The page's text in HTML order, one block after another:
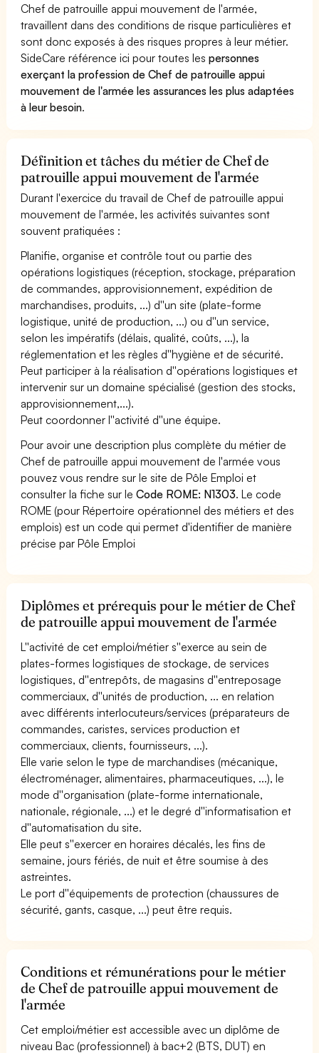
Chef de patrouille appui mouvement de l'armée,
travaillent dans des conditions de risque particulières et
sont donc exposés à des risques propres à leur métier.
SideCare référence ici pour toutes lespersonnes
exerçant la profession de Chef de patrouille appui
mouvement de l'armée les assurances les plus adaptées
à leur besoin.
Définition et tâches du métier de Chef de
patrouille appui mouvement de l'armée
Durant l'exercice du travail de Chef de patrouille appui
mouvement de l'armée, les activités suivantes sont
souvent pratiquées :
Planifie, organise et contrôle tout ou partie des
opérations logistiques (réception, stockage, préparation
de commandes, approvisionnement, expédition de
marchandises, produits, ...) d''un site (plate-forme
logistique, unité de production, ...) ou d''un service,
selon les impératifs (délais, qualité, coûts, ...), la
réglementation et les règles d''hygiène et de sécurité.
Peut participer à la réalisation d''opérations logistiques et
intervenir sur un domaine spécialisé (gestion des stocks,
approvisionnement,...).
Peut coordonner l''activité d''une équipe.
Pour avoir une description plus complète du métier de
Chef de patrouille appui mouvement de l'armée vous
pouvez vous rendre sur le site de Pôle Emploi et
consulter la fiche sur leCode ROME: N1303. Le code
ROME (pour Répertoire opérationnel des métiers et des
emplois) est un code qui permet d'identifier de manière
précise par Pôle Emploi
Diplômes et prérequis pour le métier de Chef
de patrouille appui mouvement de l'armée
L''activité de cet emploi/métier s''exerce au sein de
plates-formes logistiques de stockage, de services
logistiques, d''entrepôts, de magasins d''entreposage
commerciaux, d''unités de production, ... en relation
avec différents interlocuteurs/services (préparateurs de
commandes, caristes, services production et
commerciaux, clients, fournisseurs, ...).
Elle varie selon le type de marchandises (mécanique,
électroménager, alimentaires, pharmaceutiques, ...), le
mode d''organisation (plate-forme internationale,
nationale, régionale, ...) et le degré d''informatisation et
d''automatisation du site.
Elle peut s''exercer en horaires décalés, les fins de
semaine, jours fériés, de nuit et être soumise à des
astreintes.
Le port d''équipements de protection (chaussures de
sécurité, gants, casque, ...) peut être requis.
Conditions et rémunérations pour le métier
de Chef de patrouille appui mouvement de
l'armée
Cet emploi/métier est accessible avec un diplôme de
niveau Bac (professionnel) à bac+2 (BTS, DUT) en